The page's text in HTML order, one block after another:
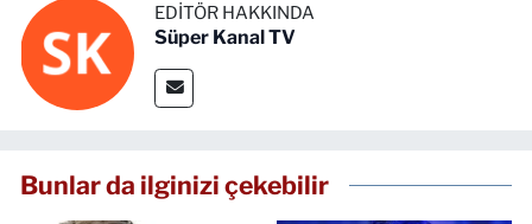
EDITÖR HAKKINDA
Süper Kanal TV
Bunlar da ilginizi çekebilir